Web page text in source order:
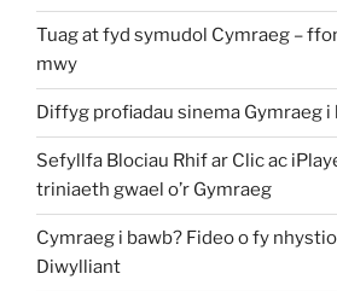
Tuag at fyd symudol Cymraeg –
mwy
Diffyg profiadau sinema Gymraeg i
Sefyllfa Blociau Rhif ar Clic ac
triniaeth gwael o’r Gymraeg
Cymraeg i bawb? Fideo o fy
Diwylliant